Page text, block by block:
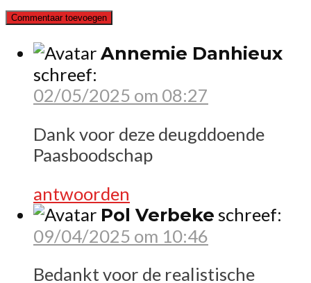
Annemie Danhieux
schreef:
02/05/2025 om 08:27
Dank voor deze deugddoende
Paasboodschap
antwoorden
Pol Verbeke schreef:
09/04/2025 om 10:46
Bedankt voor de realistische